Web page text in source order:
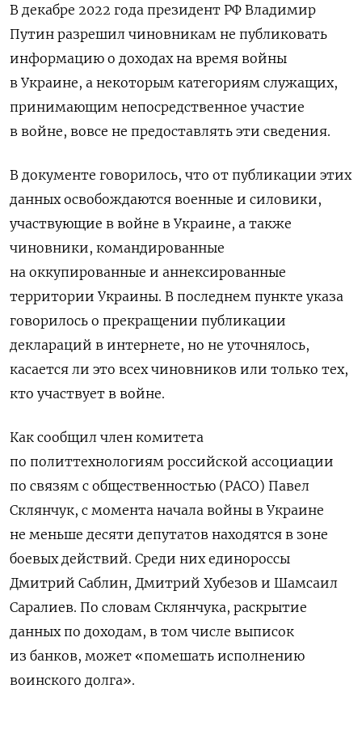
В декабре 2022 года президент РФ Владимир
Путин разрешил чиновникам не публиковать
информацию о доходах на время войны
в Украине, а некоторым категориям служащих,
принимающим непосредственное участие
в войне, вовсе не предоставлять эти сведения.
В документе говорилось, что от публикации этих
данных освобождаются военные и силовики,
участвующие в войне в Украине, а также
чиновники, командированные
на оккупированные и аннексированные
территории Украины. В последнем пункте указа
говорилось о прекращении публикации
деклараций в интернете, но не уточнялось,
касается ли это всех чиновников или только тех,
кто участвует в войне.
Как сообщил член комитета
по политтехнологиям российской ассоциации
по связям с общественностью (РАСО) Павел
Склянчук, с момента начала войны в Украине
не меньше десяти депутатов находятся в зоне
боевых действий. Среди них единороссы
Дмитрий Саблин, Дмитрий Хубезов и Шамсаил
Саралиев. По словам Склянчука, раскрытие
данных по доходам, в том числе выписок
из банков, может «помешать исполнению
воинского долга».